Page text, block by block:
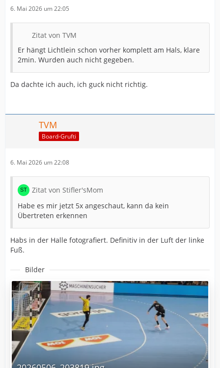
6. Mai 2026 um 22:05
Zitat von TVM
Er hängt Lichtlein schon vorher komplett am Hals, klare
2min. Wurden auch nicht gegeben.
Da dachte ich auch, ich guck nicht richtig.
TVM
Board-Grufti
6. Mai 2026 um 22:08
Zitat von Stifler'sMom
Habe es mir jetzt 5x angeschaut, kann da kein
Übertreten erkennen
Habs in der Halle fotografiert. Definitiv in der Luft der linke
Fuß.
Bilder